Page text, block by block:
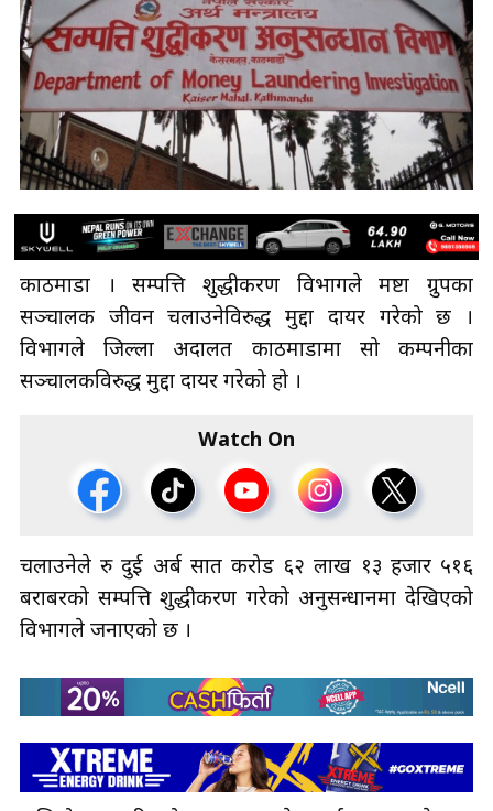
काठमाडौँ । सम्पत्ति शुद्धीकरण विभागले मष्टा ग्रुपका
सञ्चालक जीवन चलाउनेविरुद्ध मुद्दा दायर गरेको छ ।
विभागले जिल्ला अदालत काठमाडौँमा सो कम्पनीका
सञ्चालकविरुद्ध मुद्दा दायर गरेको हो ।
Watch On
चलाउनेले रु दुई अर्ब सात करोड ६२ लाख १३ हजार ५१६
बराबरको सम्पत्ति शुद्धीकरण गरेको अनुसन्धानमा देखिएको
विभागले जनाएको छ ।